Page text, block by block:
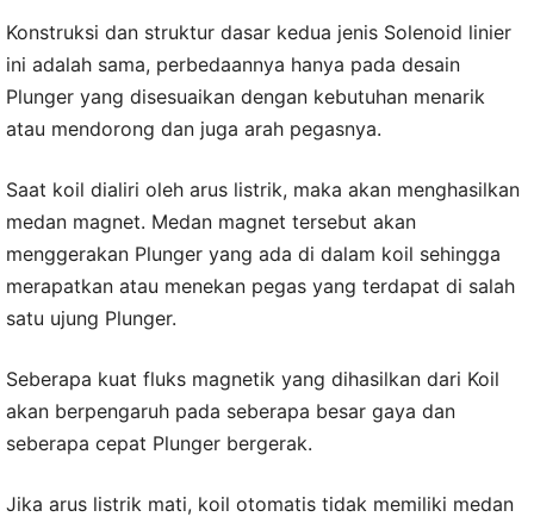
Konstruksi dan struktur dasar kedua jenis Solenoid linier
ini adalah sama, perbedaannya hanya pada desain
Plunger yang disesuaikan dengan kebutuhan menarik
atau mendorong dan juga arah pegasnya.
Saat koil dialiri oleh arus listrik, maka akan menghasilkan
medan magnet. Medan magnet tersebut akan
menggerakan Plunger yang ada di dalam koil sehingga
merapatkan atau menekan pegas yang terdapat di salah
satu ujung Plunger.
Seberapa kuat fluks magnetik yang dihasilkan dari Koil
akan berpengaruh pada seberapa besar gaya dan
seberapa cepat Plunger bergerak.
Jika arus listrik mati, koil otomatis tidak memiliki medan